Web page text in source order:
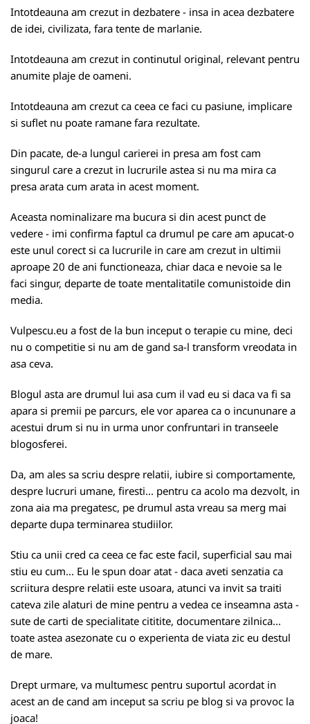
Intotdeauna am crezut in dezbatere - insa in acea dezbatere
de idei, civilizata, fara tente de marlanie.
Intotdeauna am crezut in continutul original, relevant pentru
anumite plaje de oameni.
Intotdeauna am crezut ca ceea ce faci cu pasiune, implicare
si suflet nu poate ramane fara rezultate.
Din pacate, de-a lungul carierei in presa am fost cam
singurul care a crezut in lucrurile astea si nu ma mira ca
presa arata cum arata in acest moment.
Aceasta nominalizare ma bucura si din acest punct de
vedere - imi confirma faptul ca drumul pe care am apucat-o
este unul corect si ca lucrurile in care am crezut in ultimii
aproape 20 de ani functioneaza, chiar daca e nevoie sa le
faci singur, departe de toate mentalitatile comunistoide din
media.
Vulpescu.eu a fost de la bun inceput o terapie cu mine, deci
nu o competitie si nu am de gand sa-l transform vreodata in
asa ceva.
Blogul asta are drumul lui asa cum il vad eu si daca va fi sa
apara si premii pe parcurs, ele vor aparea ca o incununare a
acestui drum si nu in urma unor confruntari in transeele
blogosferei.
Da, am ales sa scriu despre relatii, iubire si comportamente,
despre lucruri umane, firesti... pentru ca acolo ma dezvolt, in
zona aia ma pregatesc, pe drumul asta vreau sa merg mai
departe dupa terminarea studiilor.
Stiu ca unii cred ca ceea ce fac este facil, superficial sau mai
stiu eu cum... Eu le spun doar atat - daca aveti senzatia ca
scriitura despre relatii este usoara, atunci va invit sa traiti
cateva zile alaturi de mine pentru a vedea ce inseamna asta -
sute de carti de specialitate cititite, documentare zilnica...
toate astea asezonate cu o experienta de viata zic eu destul
de mare.
Drept urmare, va multumesc pentru suportul acordat in
acest an de cand am inceput sa scriu pe blog si va provoc la
joaca!